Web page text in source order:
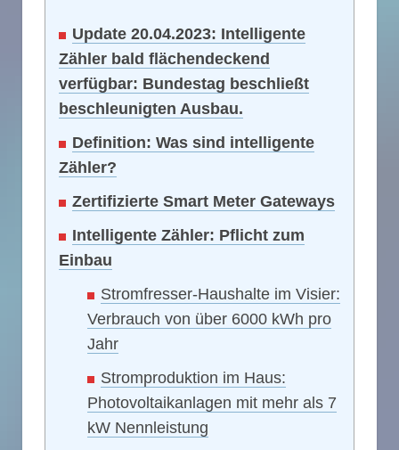
Update 20.04.2023: Intelligente
Zähler bald flächendeckend
verfügbar: Bundestag beschließt
beschleunigten Ausbau.
Definition: Was sind intelligente
Zähler?
Zertifizierte Smart Meter Gateways
Intelligente Zähler: Pflicht zum
Einbau
Stromfresser-Haushalte im Visier:
Verbrauch von über 6000 kWh pro
Jahr
Stromproduktion im Haus:
Photovoltaikanlagen mit mehr als 7
kW Nennleistung